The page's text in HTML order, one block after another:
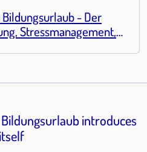
- Der
Stressmanagement,
introduces
itself